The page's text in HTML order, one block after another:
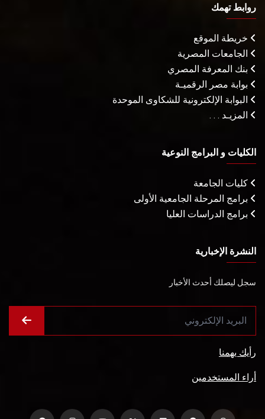
روابط تهمك
خريطة الموقع
الجامعات المصرية
بنك المعرفة المصري
بوابة مصر الرقميـة
البوابة الإلكترونية للشكاوى الموحدة
المزيـد . . .
الكليات و البرامج النوعية
كليات الجامعة
برامج المرحلة الجامعية الأولى
برامج الدراسات العليا
النشرة الإخبارية
سجل ليصلك أحدث الأخبار
رأيك يهمنا
أراء المستخدمين